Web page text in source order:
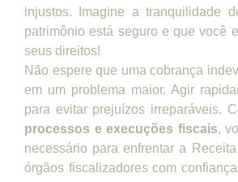
injustos. Imagine a tranquilidade
patrimônio está seguro e que você
seus direitos!
Não espere que uma cobrança
em um problema maior. Agir
para evitar prejuízos irreparáveis.
processos e execuções fiscais,
necessário para enfrentar a
órgãos fiscalizadores com